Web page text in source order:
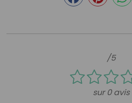
/5
sur 0 avis